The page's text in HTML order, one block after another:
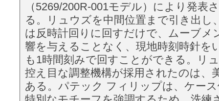
（5269/200R-001モデル）により発表
る。リュウズを中間位置まで引き出し
は反時計回りに回すだけで、ムーブメ
響を与えることなく、現地時刻時針を
も1時間刻みで回すことができる。リ
控え目な調整機構が採用されたのは、
ある。パテック フィリップは、ケー